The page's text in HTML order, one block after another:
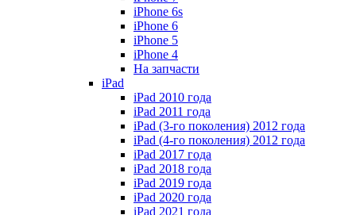
iPhone 6s
iPhone 6
iPhone 5
iPhone 4
На запчасти
iPad
iPad 2010 года
iPad 2011 года
iPad (3-го поколения) 2012 года
iPad (4-го поколения) 2012 года
iPad 2017 года
iPad 2018 года
iPad 2019 года
iPad 2020 года
iPad 2021 года